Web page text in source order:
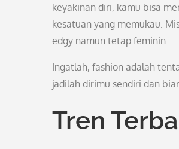
keyakinan diri, kamu bisa
kesatuan yang memukau.
edgy namun tetap feminin.
Ingatlah, fashion adalah
jadilah dirimu sendiri dan
Tren